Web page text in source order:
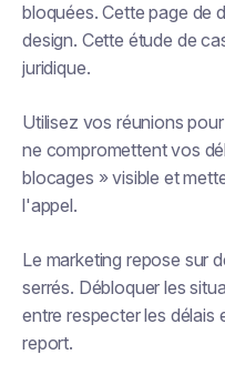
bloquées. Cette page de
design. Cette étude de
juridique.
Utilisez vos réunions
ne compromettent vos
blocages » visible et
l'appel.
Le marketing repose sur
serrés. Débloquer les
entre respecter les
report.